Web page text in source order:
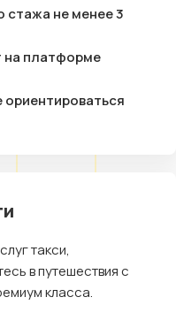
стажа не менее 3
платформе
ориентироваться
такси,
в путешествия с
класса.